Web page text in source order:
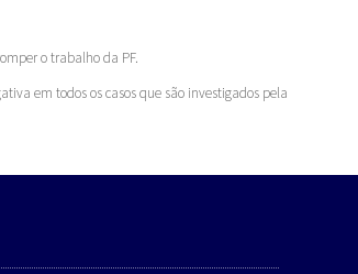
o trabalho da PF.
em todos os casos que são investigados pela